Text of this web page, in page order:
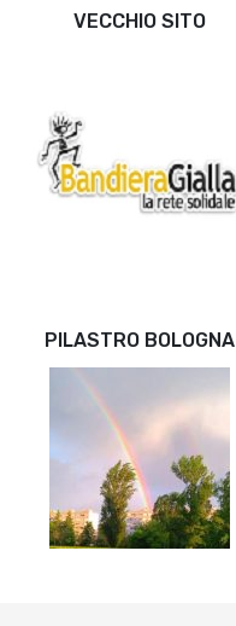
VECCHIO SITO
PILASTRO BOLOGNA